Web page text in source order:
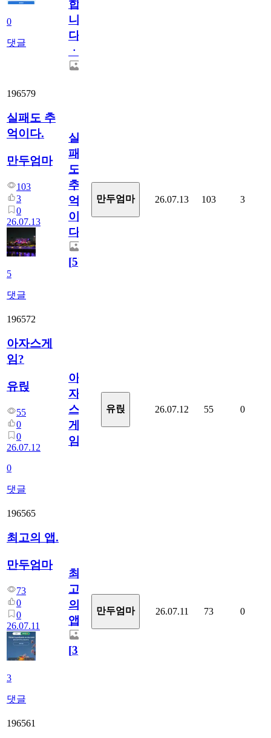
0
댓글
합
니
다
ㆍ
196579
실패도 추
억이다.
만두엄마
103
3
0
26.07.13
5
댓글
실
패
도
추
억
이
다.
[5]
만두엄마 26.07.13 103 3
196572
아자스게
임?
유릱
55
0
0
26.07.12
0
댓글
아
자
스
게
임?
유릱 26.07.12 55 0
196565
최고의 앱.
만두엄마
73
0
0
26.07.11
3
댓글
최
고
의
앱.
[3]
만두엄마 26.07.11 73 0
196561